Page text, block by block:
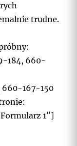
trudne.
184, 660-
660-167-150
1″]